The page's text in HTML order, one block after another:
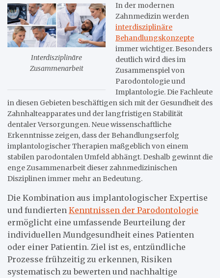
Interdisziplinäre
Zusammenarbeit
In der modernen
Zahnmedizin werden
interdisziplinäre
Behandlungskonzepte
immer wichtiger. Besonders
deutlich wird dies im
Zusammenspiel von
Parodontologie und
Implantologie. Die Fachleute
in diesen Gebieten beschäftigen sich mit der Gesundheit des
Zahnhalteapparates und der langfristigen Stabilität
dentaler Versorgungen. Neue wissenschaftliche
Erkenntnisse zeigen, dass der Behandlungserfolg
implantologischer Therapien maßgeblich von einem
stabilen parodontalen Umfeld abhängt. Deshalb gewinnt die
enge Zusammenarbeit dieser zahnmedizinischen
Disziplinen immer mehr an Bedeutung.
Die Kombination aus implantologischer Expertise
und fundierten Kenntnissen der Parodontologie
ermöglicht eine umfassende Beurteilung der
individuellen Mundgesundheit eines Patienten
oder einer Patientin. Ziel ist es, entzündliche
Prozesse frühzeitig zu erkennen, Risiken
systematisch zu bewerten und nachhaltige